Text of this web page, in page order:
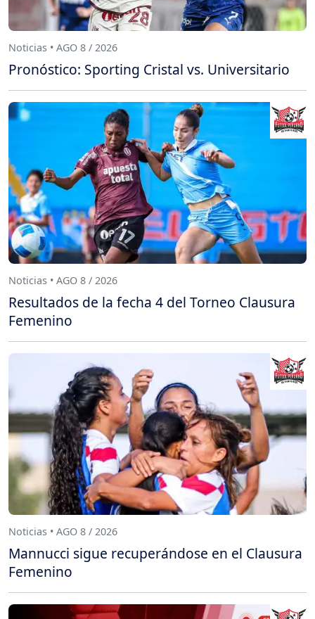
Noticias • AGO 8 / 2026
Pronóstico: Sporting Cristal vs. Universitario
Noticias • AGO 8 / 2026
Resultados de la fecha 4 del Torneo Clausura
Femenino
Noticias • AGO 8 / 2026
Mannucci sigue recuperándose en el Clausura
Femenino